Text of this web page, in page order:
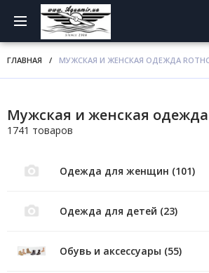
ГЛАВНАЯ / МУЖСКАЯ И ЖЕНСКАЯ ОДЕЖДА
Мужская и женская
1741 товаров
Одежда для женщин (101)
Одежда для детей (23)
Обувь и аксессуары (55)